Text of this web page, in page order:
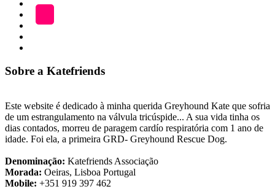
ADOÇÃO
LOJA
Sobre a Katefriends
Este website é dedicado à minha querida Greyhound Kate que sofria
de um estrangulamento na válvula tricúspide... A sua vida tinha os
dias contados, morreu de paragem cardío respiratória com 1 ano de
idade. Foi ela, a primeira GRD- Greyhound Rescue Dog.
Denominação: Katefriends Associação
Morada: Oeiras, Lisboa Portugal
Mobile: +351 919 397 462